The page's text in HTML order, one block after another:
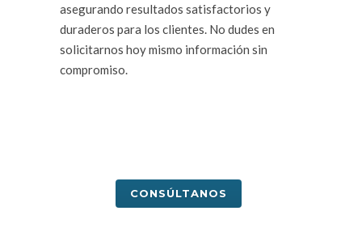
asegurando resultados satisfactorios y
duraderos para los clientes. No dudes en
solicitarnos hoy mismo información sin
compromiso.
CONSÚLTANOS